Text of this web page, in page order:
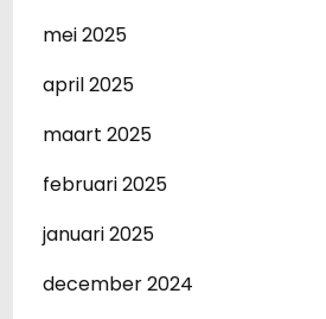
mei 2025
april 2025
maart 2025
februari 2025
januari 2025
december 2024